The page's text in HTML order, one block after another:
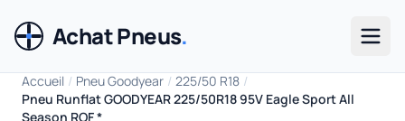
Achat Pneus.
Accueil / Pneu Goodyear / 225/50 R18 /
Pneu Runflat GOODYEAR 225/50R18 95V Eagle Sport All
Season ROF *